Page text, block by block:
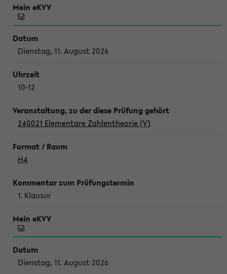
Dienstag, 11. August 2026
10-12
240021 Elementare Zahlentheorie (V)
H4
1. Klausur
Dienstag, 11. August 2026